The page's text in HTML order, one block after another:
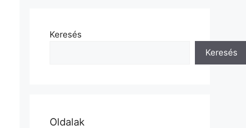
Keresés
Keresés
Oldalak